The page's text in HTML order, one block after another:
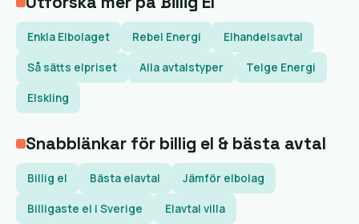
Enkla Elbolaget Rebel Energi Elhandelsavtal
Så sätts elpriset Alla avtalstyper Telge Energi
Elskling
Snabblänkar för billig el & bästa avtal
Billig el Bästa elavtal Jämför elbolag
Billigaste el i Sverige Elavtal villa